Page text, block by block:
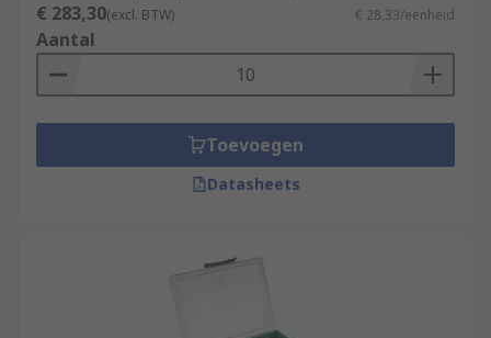
€ 283,30(excl. BTW) € 28,33/eenheid
Aantal
Toevoegen
Datasheets